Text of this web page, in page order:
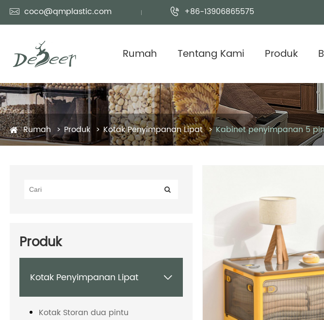
 coco@qmplastic.com  +86-13906865575
Rumah Tentang Kami Produk
Rumah Produk Kotak Penyimpanan Lipat Kabinet penyimpanan 5
Produk
Kotak Penyimpanan Lipat 
Kotak Storan dua pintu